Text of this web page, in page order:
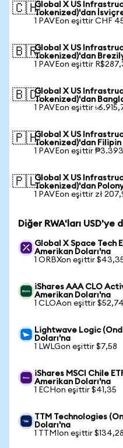
🇨🇭Global X US
Tokenized)'dan
1 PAVEon eşittir CHF
🇧🇷Global X US
Tokenized)'dan
1 PAVEon eşittir
🇧🇩Global X US
Tokenized)'dan
1 PAVEon eşittir
🇵🇭Global X US
Tokenized)'dan Filipin
1 PAVEon eşittir
🇵🇱Global X US
Tokenized)'dan
1 PAVEon eşittir zł
Diğer RWA'ları USD'ye
Global X Space Tech
Amerikan Doları'na
1 ORBXon eşittir
iShares AAA CLO
Amerikan Doları'na
1 CLOAon eşittir $52,74
Lightwave Logic
Doları'na
1 LWLGon eşittir $7,58
iShares MSCI Chile
Amerikan Doları'na
1 ECHon eşittir $41,35
TTM Technologies
Doları'na
1 TTMIon eşittir $134,28